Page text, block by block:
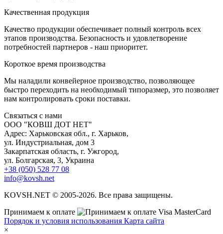
Качественная продукция
Качество продукции обеспечивает полный контроль всех
этапов производства. Безопасность и удовлетворение
потребностей партнеров - наш приоритет.
Короткое время производства
Мы наладили конвейерное производство, позволяющее
быстро переходить на необходимый типоразмер, это позволяет
нам контролировать сроки поставки.
Связаться с нами
ООО "КОВШ ДОТ НЕТ"
Адрес: Харьковская обл., г. Харьков,
ул. Индустриальная, дом 3
Закарпатская область, г. Ужгород,
ул. Болгарская, 3, Украина
+38 (050) 528 77 08
info@kovsh.net
KOVSH.NET © 2005-2026. Все права защищены.
Принимаем к оплате
Порядок и условия использования Карта сайта
×